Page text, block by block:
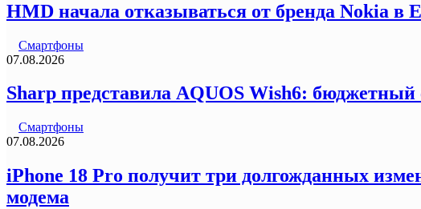
HMD начала отказываться от бренда Nokia
Смартфоны
07.08.2026
Sharp представила AQUOS Wish6:
Смартфоны
07.08.2026
iPhone 18 Pro получит три долгожданных
модема